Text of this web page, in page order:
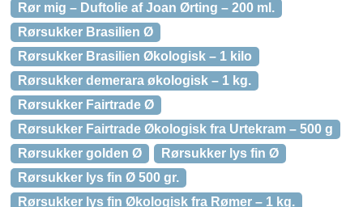
Rør mig – Duftolie af Joan Ørting – 200 ml.
Rørsukker Brasilien Ø
Rørsukker Brasilien Økologisk – 1 kilo
Rørsukker demerara økologisk – 1 kg.
Rørsukker Fairtrade Ø
Rørsukker Fairtrade Økologisk fra Urtekram – 500 g
Rørsukker golden Ø
Rørsukker lys fin Ø
Rørsukker lys fin Ø 500 gr.
Rørsukker lys fin Økologisk fra Rømer – 1 kg.